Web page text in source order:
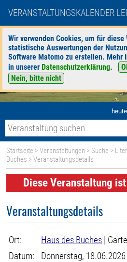
VERANSTALTUNGSKALENDER
Wir verwenden Cookies, um für
statistische Auswertungen der
Software Matomo zu erstellen. Mehr
in unserer Datenschutzerklärung.
Nein, bitte nicht
heute
Startseite >Veranstaltungen > Suche >
Buches > Veranstaltungsdetails
Diese Veranstaltung
Veranstaltungsdetails
Ort: Haus des Buches |
Datum:
Donnerstag, 18.06.2026